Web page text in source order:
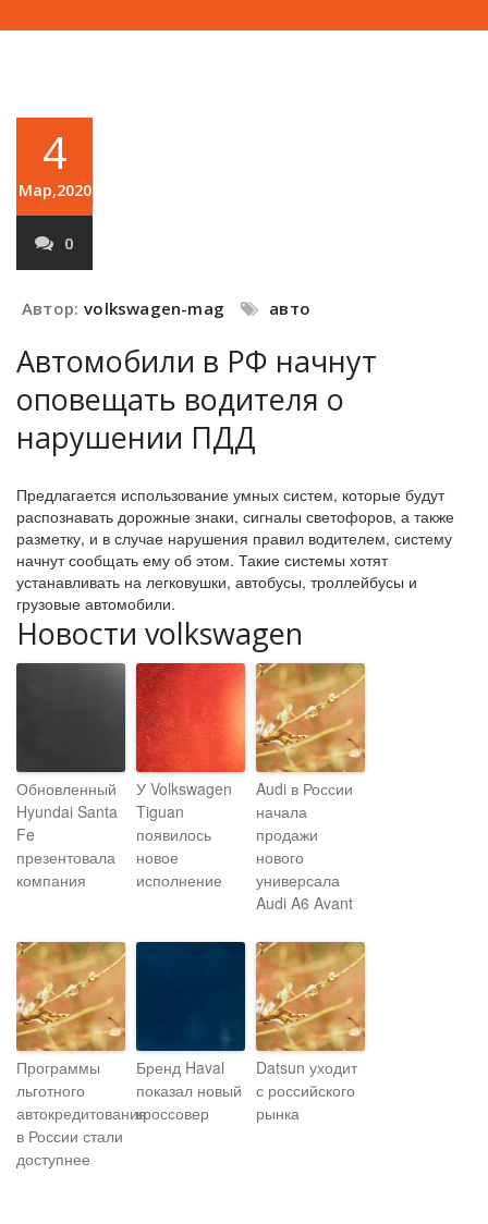
4
Мар,2020
0
Автор: volkswagen-mag авто
Автомобили в РФ начнут
оповещать водителя о
нарушении ПДД
Предлагается использование умных систем, которые будут
распознавать дорожные знаки, сигналы светофоров, а также
разметку, и в случае нарушения правил водителем, систему
начнут сообщать ему об этом. Такие системы хотят
устанавливать на легковушки, автобусы, троллейбусы и
грузовые автомобили.
Новости volkswagen
Обновленный
Hyundai Santa
Fe
презентовала
компания
У Volkswagen
Tiguan
появилось
новое
исполнение
Audi в России
начала
продажи
нового
универсала
Audi A6 Avant
Программы
льготного
автокредитования
в России стали
доступнее
Бренд Haval
показал новый
кроссовер
Datsun уходит
с российского
рынка